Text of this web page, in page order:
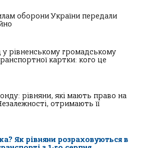
оборони України передали
у рівненському громадському
картки: кого це
рівняни, які мають право на
отримають її
Як рівняни розраховуються в